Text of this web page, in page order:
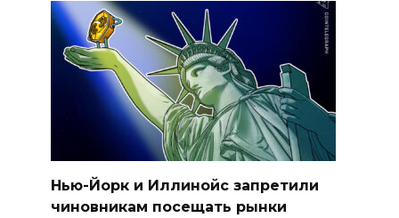
Нью-Йорк и Иллинойс запретили
чиновникам посещать рынки